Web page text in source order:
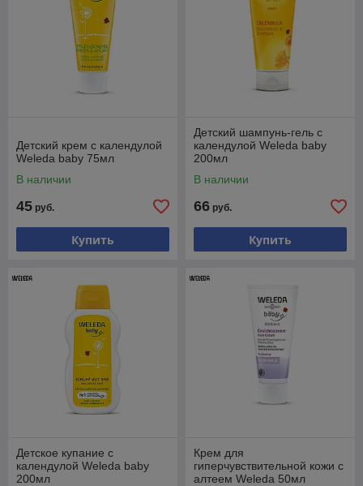
Детский крем с календулой
Weleda baby 75мл
В наличии
45 руб.
Купить
Детский шампунь-гель с
календулой Weleda baby
200мл
В наличии
66 руб.
Купить
Детское купание с
календулой Weleda baby
200мл
Крем для
гиперчувствительной кожи с
алтеем Weleda 50мл